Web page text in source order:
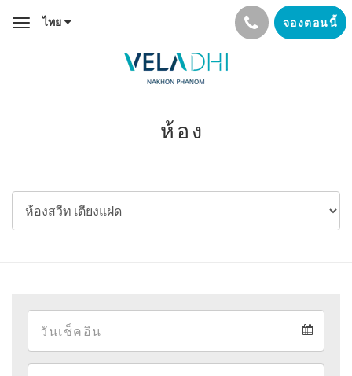
Toggleไทย จองตอนนี้
ห้อง